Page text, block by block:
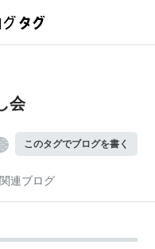
会
このタグでブログを書く
関連ブログ